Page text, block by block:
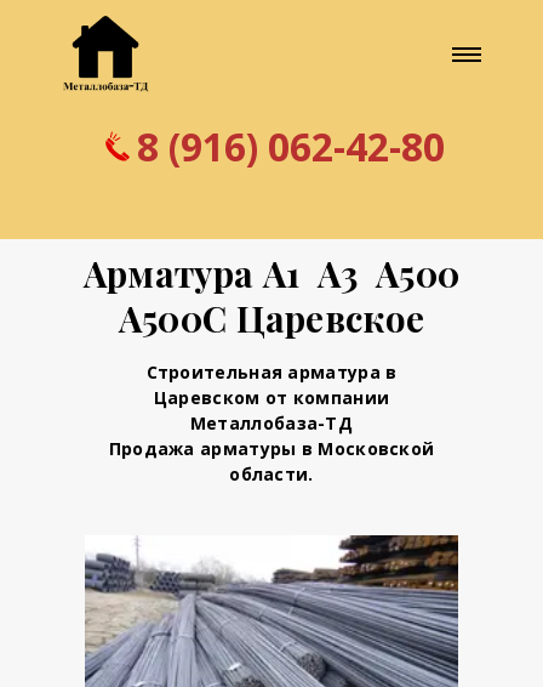
8 (916) 062-42-80
Арматура А1 А3 А500
А500С Царевское
Строительная арматура в
Царевском от компании
Металлобаза-ТД
Продажа арматуры в Московской
области.